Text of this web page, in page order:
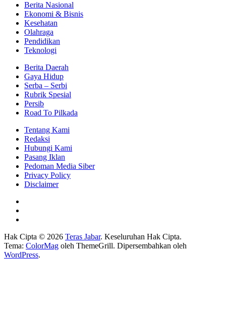
Berita Nasional
Ekonomi & Bisnis
Kesehatan
Olahraga
Pendidikan
Teknologi
Berita Daerah
Gaya Hidup
Serba – Serbi
Rubrik Spesial
Persib
Road To Pilkada
Tentang Kami
Redaksi
Hubungi Kami
Pasang Iklan
Pedoman Media Siber
Privacy Policy
Disclaimer
Hak Cipta © 2026 Teras Jabar. Keseluruhan Hak Cipta.
Tema: ColorMag oleh ThemeGrill. Dipersembahkan oleh
WordPress.